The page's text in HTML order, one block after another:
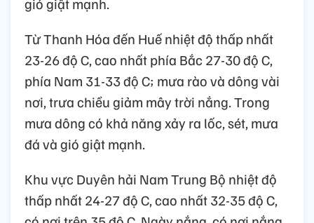
Từ Thanh Hóa đến Huế nhiệt độ thấp nhất
23-26 độ C, cao nhất phía Bắc 27-30 độ C,
phía Nam 31-33 độ C; mưa rào và dông vài
nơi, trưa chiều giảm mây trời nắng. Trong
mưa dông có khả năng xảy ra lốc, sét, mưa
đá và gió giật mạnh.
Khu vực Duyên hải Nam Trung Bộ nhiệt độ
thấp nhất 24-27 độ C, cao nhất 32-35 độ C,